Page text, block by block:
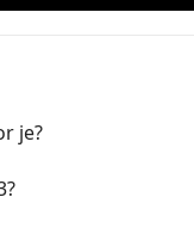
je?